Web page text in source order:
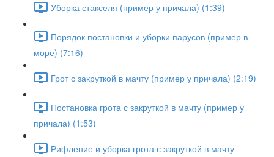
Уборка стакселя (пример у причала) (1:39)
Порядок постановки и уборки парусов (пример в
море) (7:16)
Грот с закруткой в мачту (пример у причала) (2:19)
Постановка грота с закруткой в мачту (пример у
причала) (1:53)
Рифление и уборка грота с закруткой в мачту